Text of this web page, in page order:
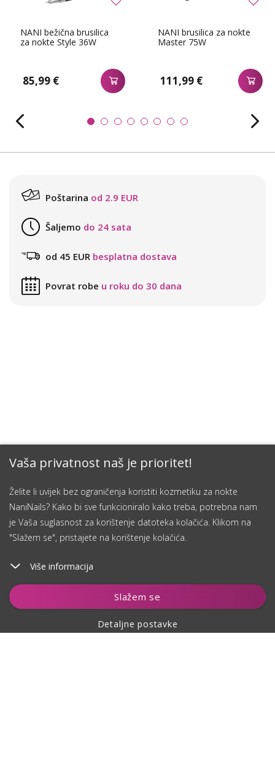
Vaša privatnost naš je prioritet!
Želite li uvijek bez ograničenja koristiti kozmetiku za nokte
NaniNails? Kako bi sve funkcioniralo kako treba, potrebna nam
je Vaša suglasnost za korištenje datoteka kolačića. Klikom na
"Slažem se", pristajete na korištenje kolačića.
Više informacija
Slažem se
Detaljne postavke
Dodaj u košaricu
NANI bežična brusilica
za nokte Style 36W
85,99 €
NANI brusilica za nokte
Master 75W
111,99 €
Poštarina od 2.9 EUR
Šaljemo do 24 sata
od 45 EUR besplatna dostava
Povrat robe u roku do 30 dana